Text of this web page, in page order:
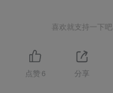
喜欢就支持一下吧
点赞 6 分享